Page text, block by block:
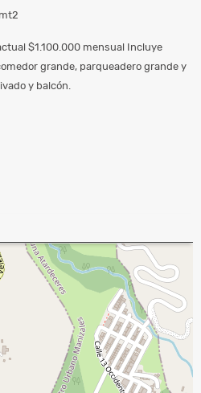
$1.100.000 mensual Incluye
grande, parqueadero grande y
y balcón.